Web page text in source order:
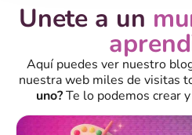
Unete a un
Aquí puedes ver nuestro
nuestra web miles de visitas
uno?Te lo podemos crear